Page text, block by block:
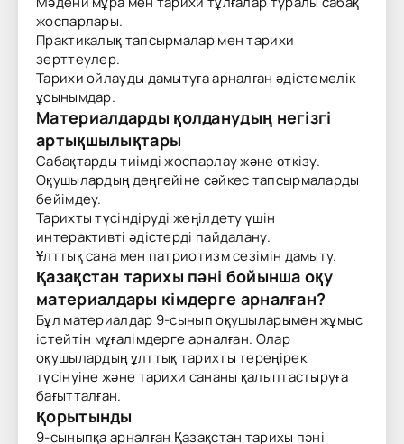
жоспарлары.
Практикалық тапсырмалар мен тарихи
зерттеулер.
Тарихи ойлауды дамытуға арналған әдістемелік
ұсынымдар.
Материалдарды қолданудың негізгі
артықшылықтары
Сабақтарды тиімді жоспарлау және өткізу.
Оқушылардың деңгейіне сәйкес тапсырмаларды
бейімдеу.
Тарихты түсіндіруді жеңілдету үшін
интерактивті әдістерді пайдалану.
Ұлттық сана мен патриотизм сезімін дамыту.
Қазақстан тарихы пәні бойынша оқу
материалдары кімдерге арналған?
Бұл материалдар 9-сынып оқушыларымен жұмыс
істейтін мұғалімдерге арналған. Олар
оқушылардың ұлттық тарихты тереңірек
түсінуіне және тарихи сананы қалыптастыруға
бағытталған.
Қорытынды
9-сыныпқа арналған Қазақстан тарихы пәні